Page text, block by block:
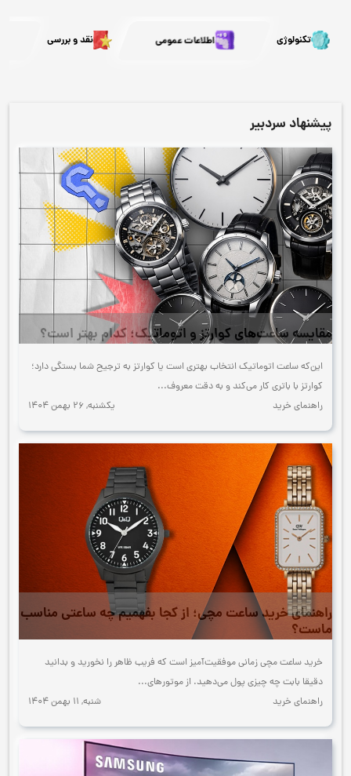
تکنولوژی اطلاعات عمومی نقد و بررسی
پیشنهاد سردبیر
مقایسه ساعت‌های کوارتز و اتوماتیک؛ کدام بهتر است؟
این‌که ساعت اتوماتیک انتخاب بهتری است یا کوارتز به ترجیح شما بستگی دارد؛
کوارتز با باتری کار می‌کند و به دقت معروف...
راهنمای خرید
يكشنبه, 26 بهمن 1404
راهنمای خرید ساعت مچی؛ از کجا بفهمیم چه ساعتی مناسب
ماست؟
خرید ساعت مچی زمانی موفقیت‌آمیز است که فریب ظاهر را نخورید و بدانید
دقیقا بابت چه چیزی پول می‌دهید. از موتورهای...
راهنمای خرید
شنبه, 11 بهمن 1404